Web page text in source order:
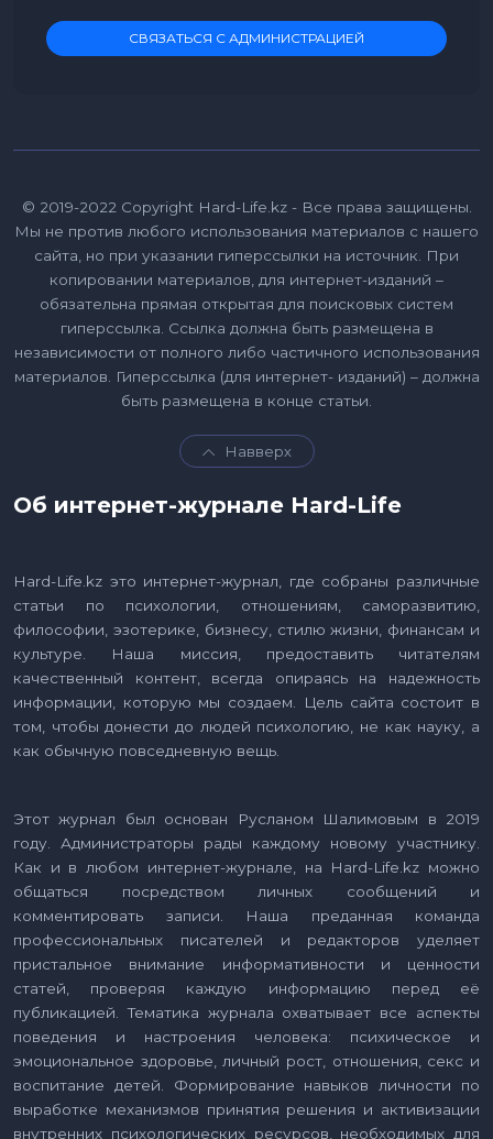
СВЯЗАТЬСЯ С АДМИНИСТРАЦИЕЙ
© 2019-2022 Copyright Hard-Life.kz - Все права защищены.
Мы не против любого использования материалов с нашего
сайта, но при указании гиперссылки на источник. При
копировании материалов, для интернет-изданий –
обязательна прямая открытая для поисковых систем
гиперссылка. Ссылка должна быть размещена в
независимости от полного либо частичного использования
материалов. Гиперссылка (для интернет- изданий) – должна
быть размещена в конце статьи.
Навверх
Об интернет-журнале Hard-Life
Hard-Life.kz это интернет-журнал, где собраны различные
статьи по психологии, отношениям, саморазвитию,
философии, эзотерике, бизнесу, стилю жизни, финансам и
культуре. Наша миссия, предоставить читателям
качественный контент, всегда опираясь на надежность
информации, которую мы создаем. Цель сайта состоит в
том, чтобы донести до людей психологию, не как науку, а
как обычную повседневную вещь.
Этот журнал был основан Русланом Шалимовым в 2019
году. Администраторы рады каждому новому участнику.
Как и в любом интернет-журнале, на Hard-Life.kz можно
общаться посредством личных сообщений и
комментировать записи. Наша преданная команда
профессиональных писателей и редакторов уделяет
пристальное внимание информативности и ценности
статей, проверяя каждую информацию перед её
публикацией. Тематика журнала охватывает все аспекты
поведения и настроения человека: психическое и
эмоциональное здоровье, личный рост, отношения, секс и
воспитание детей. Формирование навыков личности по
выработке механизмов принятия решения и активизации
внутренних психологических ресурсов, необходимых для